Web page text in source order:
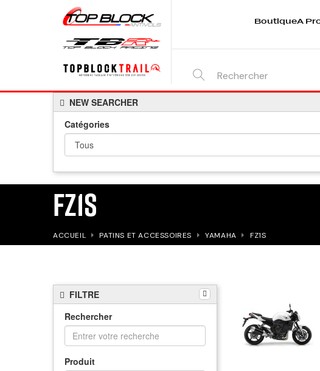
BoutiqueA
NEW SEARCHER
Catégories
FZ1S
ACCUEIL PATINS ET ACCESSOIRES YAMAHA FZ1S
FILTRE
Rechercher
Produit